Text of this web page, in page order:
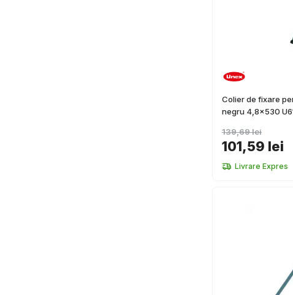
Colier de fixare
negru 4,8x530
101,59 lei
139,69 lei
Livrare Expres